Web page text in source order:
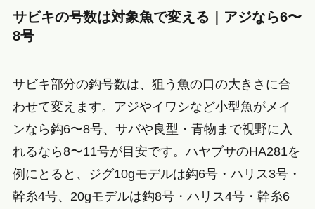
サビキの号数は対象魚で変える｜アジなら6〜
8号
サビキ部分の鈎号数は、狙う魚の口の大きさに合
わせて変えます。アジやイワシなど小型魚がメイ
ンなら鈎6〜8号、サバや良型・青物まで視野に入
れるなら8〜11号が目安です。ハヤブサのHA281を
例にとると、ジグ10gモデルは鈎6号・ハリス3号・
幹糸4号、20gモデルは鈎8号・ハリス4号・幹糸6